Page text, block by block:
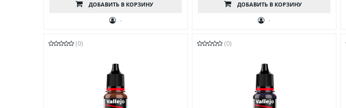
ДОБАВИТЬ В КОРЗИНУ
-
ДОБАВИТЬ В КОРЗИНУ
-
(0) (0)